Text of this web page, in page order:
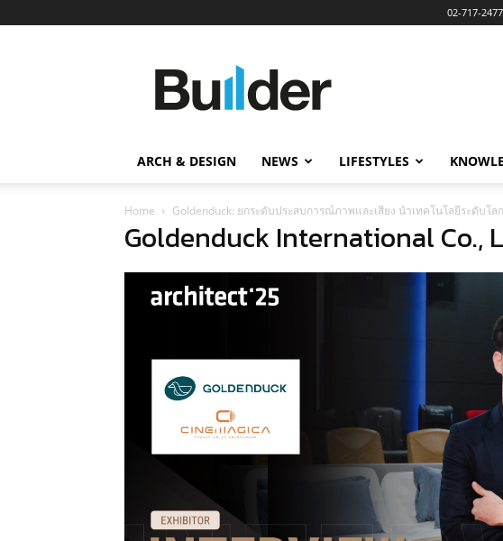
02-717-
ข่าว
ก่อสร้าง
ARCH & DESIGN NEWS LIFESTYLES
Home Goldenduck: ยกระดับประสบการณ์ภาพและเสียง นำเทคโนโลยีระดับโล
Goldenduck International Co.,